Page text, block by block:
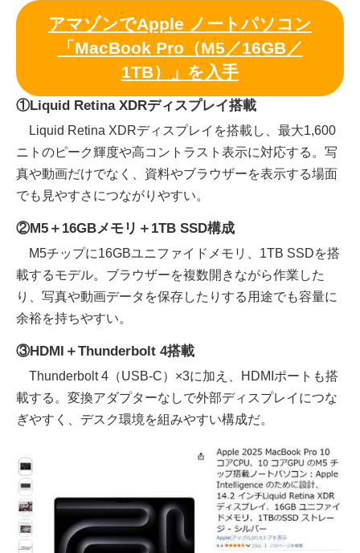
アマゾンでApple ノートパソコン
「MacBook Pro（M5／16GB／
1TB）」を入手
①Liquid Retina XDRディスプレイ搭載
Liquid Retina XDRディスプレイを搭載し、最大1,600
ニトのピーク輝度や高コントラスト表示に対応する。写
真や動画だけでなく、資料やブラウザーを表示する場面
でも見やすさにつながりやすい。
②M5＋16GBメモリ＋1TB SSD構成
M5チップに16GBユニファイドメモリ、1TB SSDを搭
載するモデル。ブラウザーを複数開きながら作業した
り、写真や動画データを保存したりする用途でも容量に
余裕を持ちやすい。
③HDMI＋Thunderbolt 4搭載
Thunderbolt 4（USB-C）×3に加え、HDMIポートも搭
載する。変換アダプターなしで外部ディスプレイにつな
ぎやすく、デスク環境を組みやすい構成だ。